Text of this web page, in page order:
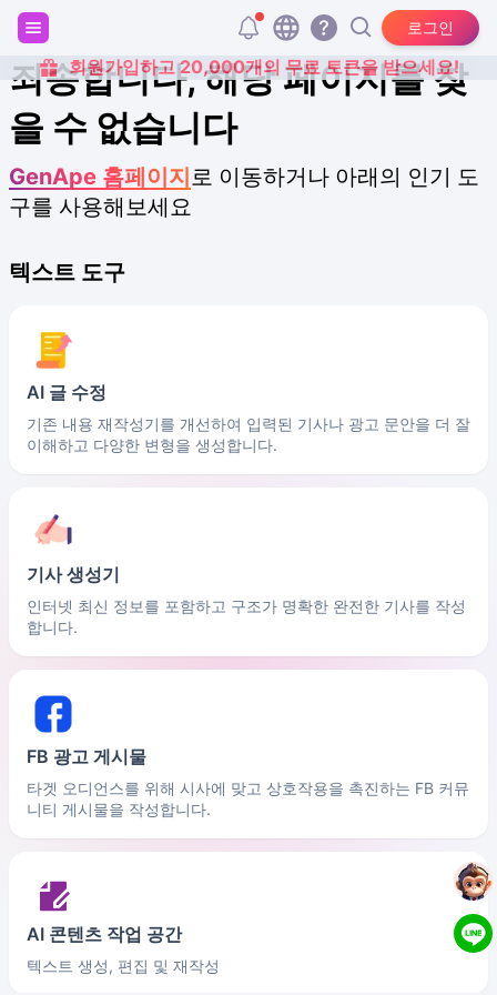
로그인
회원가입하고 20,000개의 무료 토큰을 받으세요!
죄송합니다, 해당 페이지를 찾
을 수 없습니다
GenApe 홈페이지로 이동하거나 아래의 인기 도
구를 사용해보세요
텍스트 도구
AI 글 수정
기존 내용 재작성기를 개선하여 입력된 기사나 광고 문안을 더 잘
이해하고 다양한 변형을 생성합니다.
기사 생성기
인터넷 최신 정보를 포함하고 구조가 명확한 완전한 기사를 작성
합니다.
FB 광고 게시물
타겟 오디언스를 위해 시사에 맞고 상호작용을 촉진하는 FB 커뮤
니티 게시물을 작성합니다.
AI 콘텐츠 작업 공간
텍스트 생성, 편집 및 재작성